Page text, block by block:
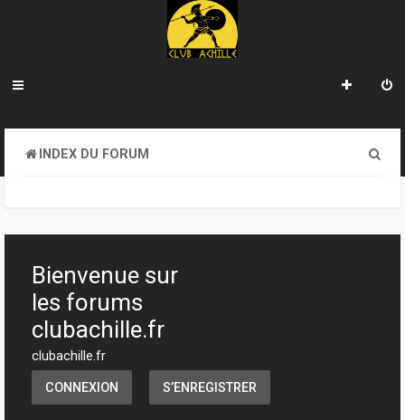
INDEX DU FORUM
h
Bienvenue sur
les forums
clubachille.fr
clubachille.fr
CONNEXION S’ENREGISTRER